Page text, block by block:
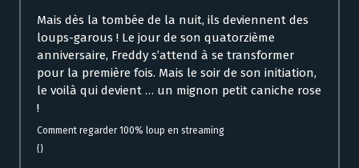
Mais dès la tombée de la nuit, ils deviennent des
loups-garous ! Le jour de son quatorzième
anniversaire, Freddy s’attend à se transformer
pour la première fois. Mais le soir de son initiation,
le voilà qui devient … un mignon petit caniche rose
!
Comment regarder 100% loup en streaming
{}